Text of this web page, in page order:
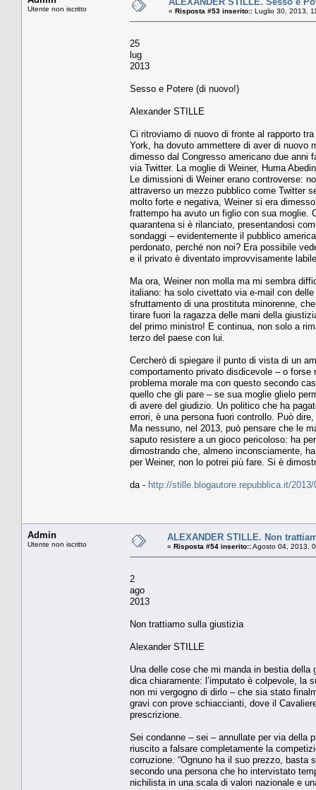
Utente non iscritto « Risposta #53 inserito:: Luglio 30, 2013,
25
lug
2013
Sesso e Potere (di nuovo!)
Alexander STILLE
Ci ritroviamo di nuovo di fronte al rapporto
York, ha dovuto ammettere di aver di nuovo
dimesso dal Congresso americano due anni
via Twitter. La moglie di Weiner, Huma
Le dimissioni di Weiner erano controverse:
attraverso un mezzo pubblico come Twitter
molto forte e negativa, Weiner si era
frattempo ha avuto un figlio con sua moglie.
quarantena si è rilanciato, presentandosi
sondaggi – evidentemente il pubblico
perdonato, perché non noi? Era possibile
e il privato è diventato improvvisamente
Ma ora, Weiner non molla ma mi sembra
italiano: ha solo civettato via e-mail con
sfruttamento di una prostituta minorenne,
tirare fuori la ragazza delle mani della
del primo ministro! E continua, non solo a
terzo del paese con lui.
Cercherò di spiegare il punto di vista di un
comportamento privato disdicevole – o
problema morale ma con questo secondo
quello che gli pare – se sua moglie glielo
di avere del giudizio. Un politico che ha
errori, è una persona fuori controllo. Può
Ma nessuno, nel 2013, può pensare che le
saputo resistere a un gioco pericoloso: ha
dimostrando che, almeno inconsciamente,
per Weiner, non lo potrei più fare. Si è
da - http://stille.blogautore.repubblica.it/
Admin
Utente non iscritto
ALEXANDER STILLE. Non
« Risposta #54 inserito::Agosto 04, 2013,
2
ago
2013
Non trattiamo sulla giustizia
Alexander STILLE
Una delle cose che mi manda in bestia
dica chiaramente: l’imputato è colpevole, la
non mi vergogno di dirlo – che sia stato
gravi con prove schiaccianti, dove il
prescrizione.
Sei condanne – sei – annullate per via della
riuscito a falsare completamente la
corruzione. “Ognuno ha il suo prezzo, basta
secondo una persona che ho intervistato
nichilista in una scala di valori nazionale e